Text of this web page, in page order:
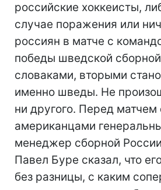
российские хоккеисты,
случае поражения или
россиян в матче с
победы шведской
словаками, вторыми
именно шведы. Не
ни другого. Перед матчем
американцами
менеджер сборной
Павел Буре сказал, что
без разницы, с каким